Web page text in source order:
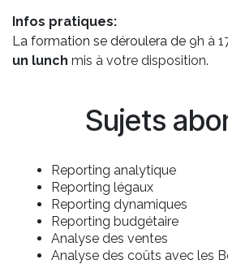
Infos pratiques:
La formation se déroulera de 9h à
un lunch mis à votre disposition.
Sujets
Reporting analytique
Reporting légaux
Reporting dynamiques
Reporting budgétaire
Analyse des ventes
Analyse des coûts avec les